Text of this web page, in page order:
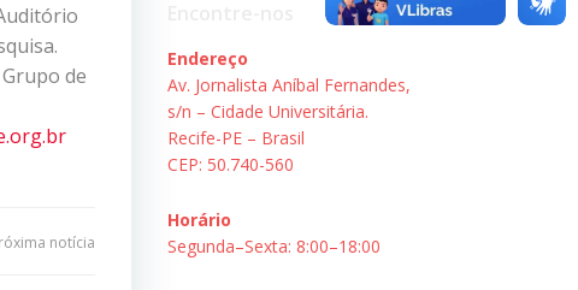
de
notícia
Endereço
Av. Jornalista Aníbal Fernandes,
s/n – Cidade Universitária.
Recife-PE – Brasil
CEP: 50.740-560
Horário
Segunda–Sexta: 8:00–18:00